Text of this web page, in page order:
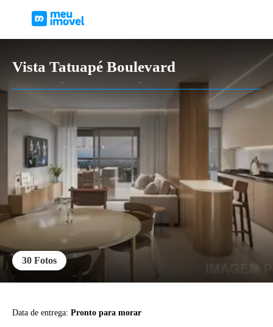
Vista Tatuapé Boulevard
30 Fotos
Data de entrega: Pronto para morar